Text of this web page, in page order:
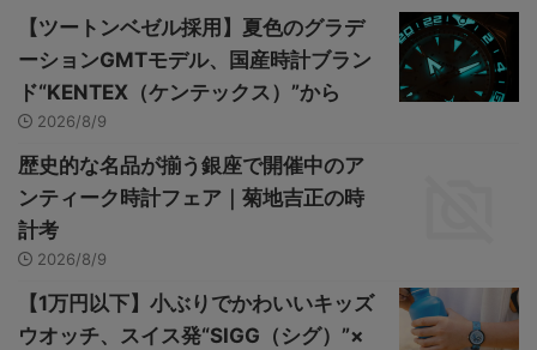
【ツートンベゼル採用】夏色のグラデ
ーションGMTモデル、国産時計ブラン
ド“KENTEX（ケンテックス）”から
2026/8/9
歴史的な名品が揃う銀座で開催中のア
ンティーク時計フェア｜菊地吉正の時
計考
2026/8/9
【1万円以下】小ぶりでかわいいキッズ
ウオッチ、スイス発“SIGG（シグ）”×